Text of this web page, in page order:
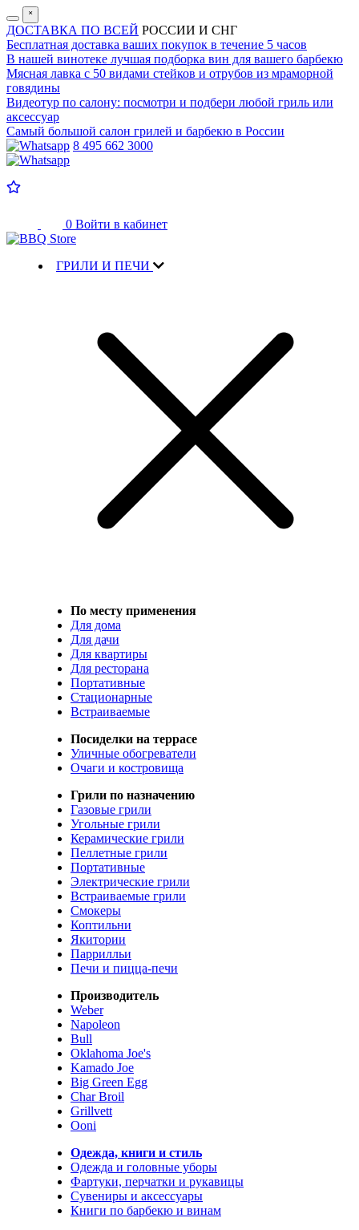
˟
ДОСТАВКА ПО ВСЕЙ РОССИИ И СНГ
Бесплатная доставка ваших покупок в течение 5 часов
В нашей винотеке лучшая подборка вин для вашего барбекю
Мясная лавка с 50 видами стейков и отрубов из мраморной
говядины
Видеотур по салону: посмотри и подбери любой гриль или
аксессуар
Самый большой салон грилей и барбекю в России
8 495 662 3000
0 Войти в кабинет
ГРИЛИ И ПЕЧИ
По месту применения
Для дома
Для дачи
Для квартиры
Для ресторана
Портативные
Стационарные
Встраиваемые
Посиделки на террасе
Уличные обогреватели
Очаги и костровища
Грили по назначению
Газовые грили
Угольные грили
Керамические грили
Пеллетные грили
Портативные
Электрические грили
Встраиваемые грили
Смокеры
Коптильни
Якитории
Паррилльи
Печи и пицца-печи
Производитель
Weber
Napoleon
Bull
Oklahoma Joe's
Kamado Joe
Big Green Egg
Char Broil
Grillvett
Ooni
Одежда, книги и стиль
Одежда и головные уборы
Фартуки, перчатки и рукавицы
Сувениры и аксессуары
Книги по барбекю и винам